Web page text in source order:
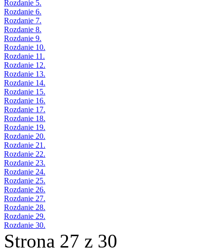
Rozdanie 5.
Rozdanie 6.
Rozdanie 7.
Rozdanie 8.
Rozdanie 9.
Rozdanie 10.
Rozdanie 11.
Rozdanie 12.
Rozdanie 13.
Rozdanie 14.
Rozdanie 15.
Rozdanie 16.
Rozdanie 17.
Rozdanie 18.
Rozdanie 19.
Rozdanie 20.
Rozdanie 21.
Rozdanie 22.
Rozdanie 23.
Rozdanie 24.
Rozdanie 25.
Rozdanie 26.
Rozdanie 27.
Rozdanie 28.
Rozdanie 29.
Rozdanie 30.
Strona 27 z 30